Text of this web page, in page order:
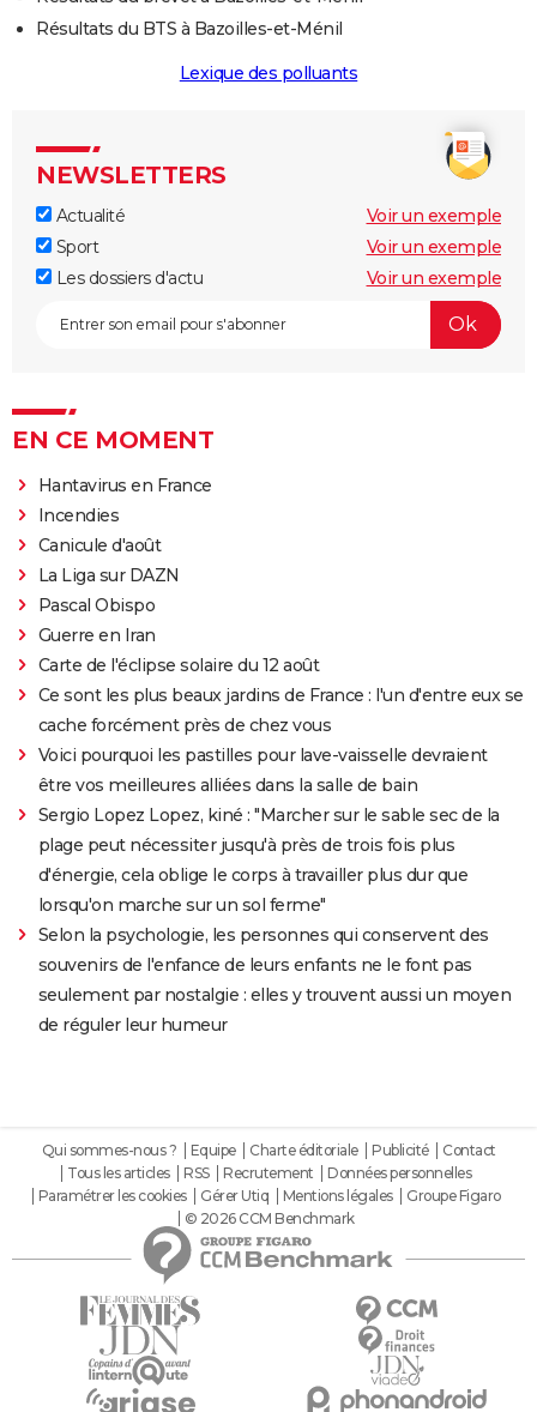
Résultats du BTS à Bazoilles-et-Ménil
Lexique des polluants
NEWSLETTERS
Actualité
Voir un exemple
Sport
Voir un exemple
Les dossiers d'actu
Voir un exemple
EN CE MOMENT
Hantavirus en France
Incendies
Canicule d'août
La Liga sur DAZN
Pascal Obispo
Guerre en Iran
Carte de l'éclipse solaire du 12 août
Ce sont les plus beaux jardins de France : l'un d'entre eux se
cache forcément près de chez vous
Voici pourquoi les pastilles pour lave-vaisselle devraient
être vos meilleures alliées dans la salle de bain
Sergio Lopez Lopez, kiné : "Marcher sur le sable sec de la
plage peut nécessiter jusqu'à près de trois fois plus
d'énergie, cela oblige le corps à travailler plus dur que
lorsqu'on marche sur un sol ferme"
Selon la psychologie, les personnes qui conservent des
souvenirs de l'enfance de leurs enfants ne le font pas
seulement par nostalgie : elles y trouvent aussi un moyen
de réguler leur humeur
Qui sommes-nous ? Equipe Charte éditoriale Publicité
Contact
Tous les articles
RSS Recrutement
Données personnelles
Paramétrer les cookies
Gérer Utiq Mentions légales
Groupe Figaro
© 2026 CCM Benchmark